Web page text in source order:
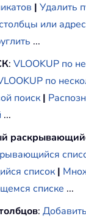
| Удалить
или
...
: VLOOKUP по
по
поиск |
...
список |
списке ...
: